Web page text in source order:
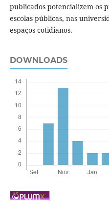
publicados potencializem os
escolas públicas, nas
espaços cotidianos.
DOWNLOADS